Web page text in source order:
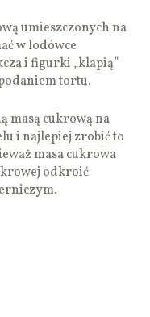
umieszczonych na
w lodówce
i figurki „klapią”
tortu.
masą cukrową na
i najlepiej zrobić to
masa cukrowa
odkroić